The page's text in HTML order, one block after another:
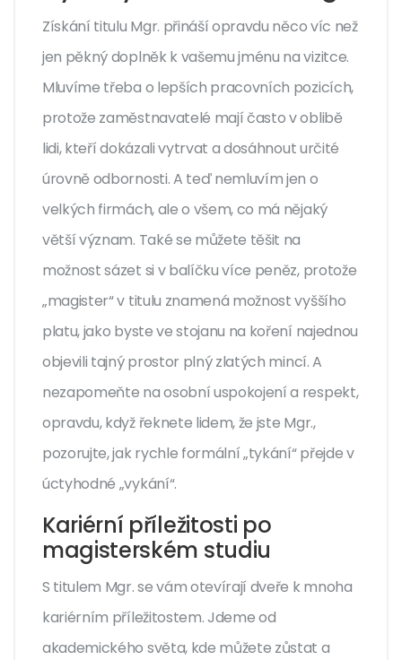
Získání titulu Mgr. přináší opravdu něco víc než
jen pěkný doplněk k vašemu jménu na vizitce.
Mluvíme třeba o lepších pracovních pozicích,
protože zaměstnavatelé mají často v oblibě
lidi, kteří dokázali vytrvat a dosáhnout určité
úrovně odbornosti. A teď nemluvím jen o
velkých firmách, ale o všem, co má nějaký
větší význam. Také se můžete těšit na
možnost sázet si v balíčku více peněz, protože
„magister“ v titulu znamená možnost vyššího
platu, jako byste ve stojanu na koření najednou
objevili tajný prostor plný zlatých mincí. A
nezapomeňte na osobní uspokojení a respekt,
opravdu, když řeknete lidem, že jste Mgr.,
pozorujte, jak rychle formální „tykání“ přejde v
úctyhodné „vykání“.
Kariérní příležitosti po
magisterském studiu
S titulem Mgr. se vám otevírají dveře k mnoha
kariérním příležitostem. Jdeme od
akademického světa, kde můžete zůstat a